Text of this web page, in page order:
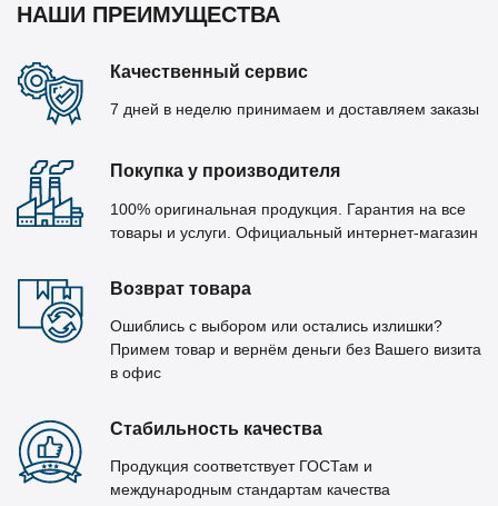
НАШИ ПРЕИМУЩЕСТВА
Качественный сервис
7 дней в неделю принимаем и доставляем заказы
Покупка у производителя
100% оригинальная продукция. Гарантия на все
товары и услуги. Официальный интернет-магазин
Возврат товара
Ошиблись с выбором или остались излишки?
Примем товар и вернём деньги без Вашего визита
в офис
Стабильность качества
Продукция соответствует ГОСТам и
международным стандартам качества